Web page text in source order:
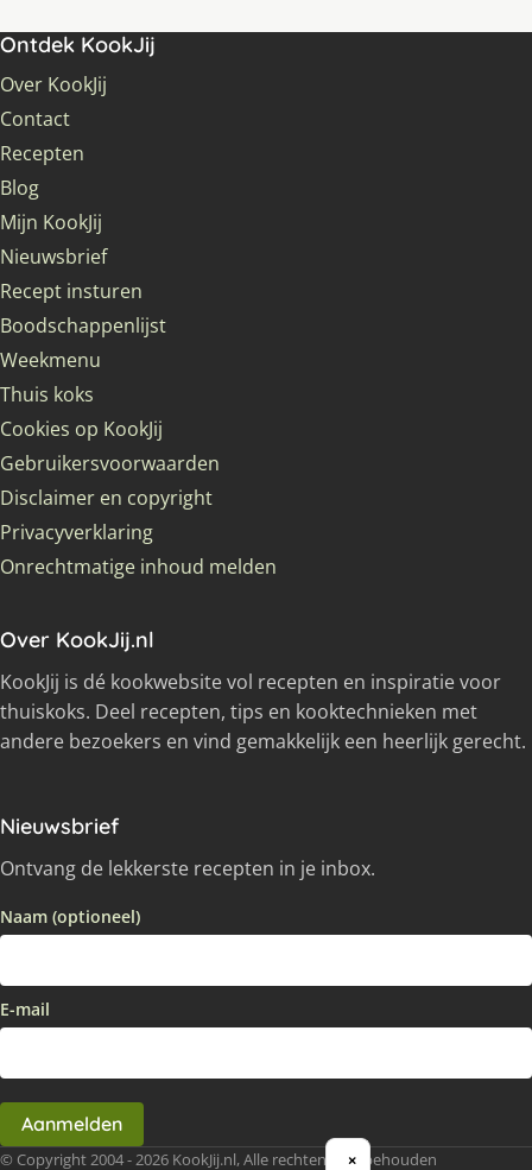
Ontdek KookJij
Over KookJij
Contact
Recepten
Blog
Mijn KookJij
Nieuwsbrief
Recept insturen
Boodschappenlijst
Weekmenu
Thuis koks
Cookies op KookJij
Gebruikersvoorwaarden
Disclaimer en copyright
Privacyverklaring
Onrechtmatige inhoud melden
Over KookJij.nl
KookJij is dé kookwebsite vol recepten en inspiratie voor
thuiskoks. Deel recepten, tips en kooktechnieken met
andere bezoekers en vind gemakkelijk een heerlijk gerecht.
Nieuwsbrief
Ontvang de lekkerste recepten in je inbox.
Naam (optioneel)
E-mail
Aanmelden
© Copyright 2004 - 2026 KookJij.nl, Alle rechten voorbehouden
×